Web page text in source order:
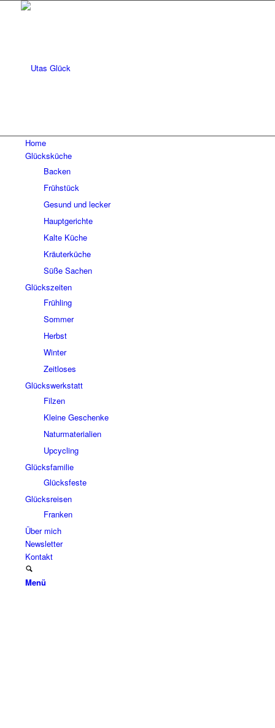
Home
Glücksküche
Backen
Frühstück
Gesund und lecker
Hauptgerichte
Kalte Küche
Kräuterküche
Süße Sachen
Glückszeiten
Frühling
Sommer
Herbst
Winter
Zeitloses
Glückswerkstatt
Filzen
Kleine Geschenke
Naturmaterialien
Upcycling
Glücksfamilie
Glücksfeste
Glücksreisen
Franken
Über mich
Newsletter
Kontakt
Menü